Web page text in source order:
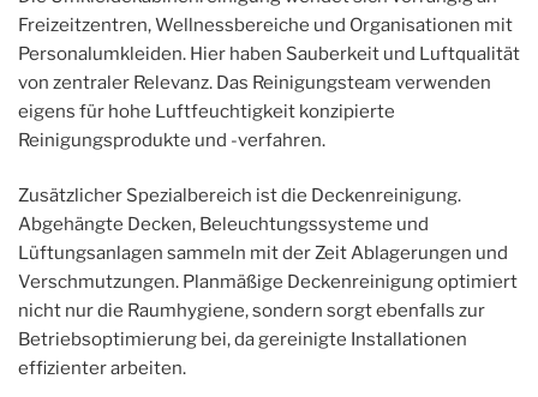
Freizeitzentren, Wellnessbereiche und Organisationen mit
Personalumkleiden. Hier haben Sauberkeit und Luftqualität
von zentraler Relevanz. Das Reinigungsteam verwenden
eigens für hohe Luftfeuchtigkeit konzipierte
Reinigungsprodukte und -verfahren.
Zusätzlicher Spezialbereich ist die Deckenreinigung.
Abgehängte Decken, Beleuchtungssysteme und
Lüftungsanlagen sammeln mit der Zeit Ablagerungen und
Verschmutzungen. Planmäßige Deckenreinigung optimiert
nicht nur die Raumhygiene, sondern sorgt ebenfalls zur
Betriebsoptimierung bei, da gereinigte Installationen
effizienter arbeiten.